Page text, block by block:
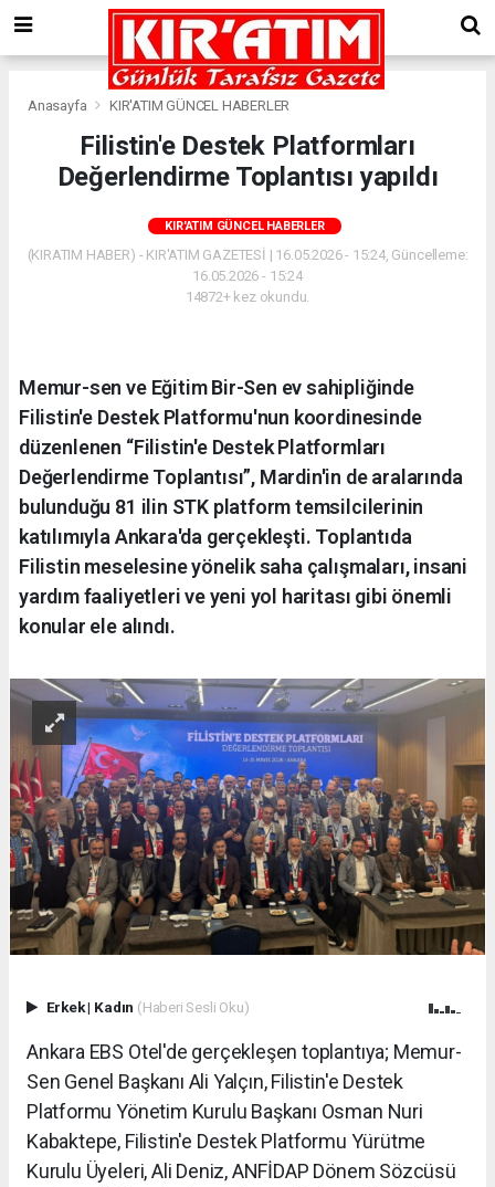
Anasayfa KIR'ATIM GÜNCEL HABERLER
Filistin'e Destek Platformları
Değerlendirme Toplantısı yapıldı
KIR'ATIM GÜNCEL HABERLER
(KIRATIM HABER) - KIR'ATIM GAZETESİ | 16.05.2026 - 15:24, Güncelleme:
16.05.2026 - 15:24
14872+ kez okundu.
Memur-sen ve Eğitim Bir-Sen ev sahipliğinde
Filistin'e Destek Platformu'nun koordinesinde
düzenlenen “Filistin'e Destek Platformları
Değerlendirme Toplantısı”, Mardin'in de aralarında
bulunduğu 81 ilin STK platform temsilcilerinin
katılımıyla Ankara'da gerçekleşti. Toplantıda
Filistin meselesine yönelik saha çalışmaları, insani
yardım faaliyetleri ve yeni yol haritası gibi önemli
konular ele alındı.
Erkek| Kadın (Haberi Sesli Oku)
Ankara EBS Otel'de gerçekleşen toplantıya; Memur-
Sen Genel Başkanı Ali Yalçın, Filistin'e Destek
Platformu Yönetim Kurulu Başkanı Osman Nuri
Kabaktepe, Filistin'e Destek Platformu Yürütme
Kurulu Üyeleri, Ali Deniz, ANFİDAP Dönem Sözcüsü